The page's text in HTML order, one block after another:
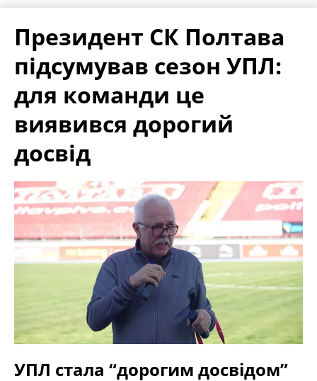
Президент СК Полтава
підсумував сезон УПЛ:
для команди це
виявився дорогий
досвід
УПЛ стала “дорогим досвідом”